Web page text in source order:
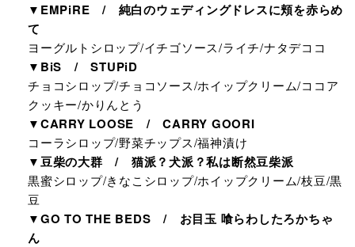
▼EMPiRE / 純白のウェディングドレスに頬を赤らめ
て
ヨーグルトシロップ/イチゴソース/ライチ/ナタデココ
▼BiS / STUPiD
チョコシロップ/チョコソース/ホイップクリーム/ココア
クッキー/かりんとう
▼CARRY LOOSE / CARRY GOORI
コーラシロップ/野菜チップス/福神漬け
▼豆柴の大群 / 猫派？犬派？私は断然豆柴派
黒蜜シロップ/きなこシロップ/ホイップクリーム/枝豆/黒
豆
▼GO TO THE BEDS / お目玉 喰らわしたろかちゃ
ん